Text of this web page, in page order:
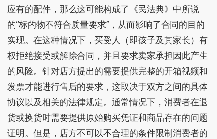
应有的配件，那么这可能构成了《民法典》中所说
的“标的物不符合质量要求”，从而影响了合同的目的
实现。在这种情况下，买受人（即孩子及其家长）有
权拒绝接受或解除合同，并且要求卖家承担因此产生
的风险。针对店方提出的需要提供完整的开箱视频和
发票才能进行售后的要求，这取决于双方之间的具体
协议以及相关的法律规定。通常情况下，消费者在退
货或换货时需要提供原始购买凭证和商品存在的问题
证明。但是，店方不可以不合理的条件限制消费者的